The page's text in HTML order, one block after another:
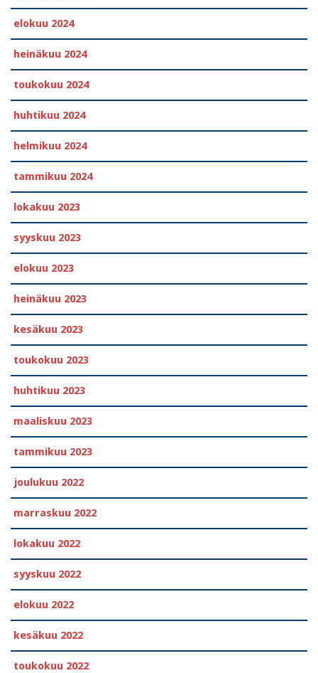
elokuu 2024
heinäkuu 2024
toukokuu 2024
huhtikuu 2024
helmikuu 2024
tammikuu 2024
lokakuu 2023
syyskuu 2023
elokuu 2023
heinäkuu 2023
kesäkuu 2023
toukokuu 2023
huhtikuu 2023
maaliskuu 2023
tammikuu 2023
joulukuu 2022
marraskuu 2022
lokakuu 2022
syyskuu 2022
elokuu 2022
kesäkuu 2022
toukokuu 2022